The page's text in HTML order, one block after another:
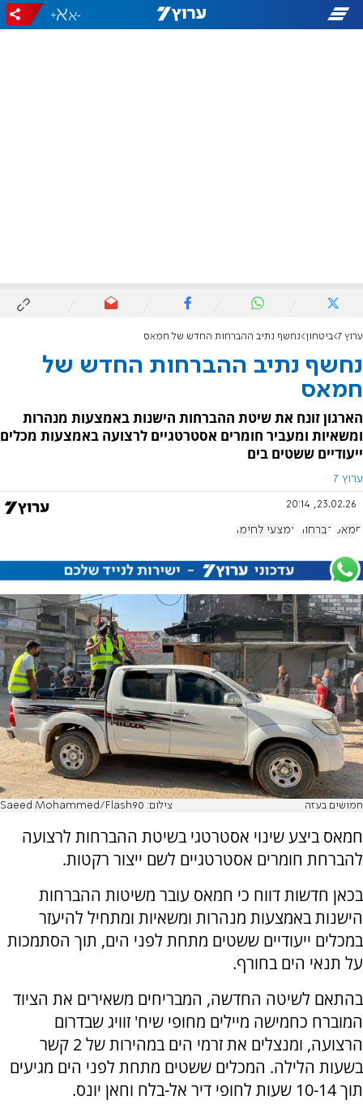
-
+
ערוץ 7 ביטחון נחשף נתיב ההברחות החדש של חמאס
נחשף נתיב ההברחות החדש של
חמאס
הארגון זונח את שיטת ההברחות הישנות באמצעות מנהרות
ומשאיות ומעביר חומרים אסטרטגיים לרצועה באמצעות מכלים
ייעודיים ששטים בים
ערוץ 7
23.02.26, 20:14
חמאס הברחות אמצעי לחימה
חמושים בעזה צילום: Saeed Mohammed/Flash90
חמאס ביצע שינוי אסטרטגי בשיטת ההברחות לרצועה
להברחת חומרים אסטרטגיים לשם ייצור רקטות.
בכאן חדשות דווח כי חמאס עובר משיטות ההברחות
הישנות באמצעות מנהרות ומשאיות ומתחיל להיעזר
במכלים ייעודיים ששטים מתחת לפני הים, תוך הסתמכות
על תנאי הים בחורף.
בהתאם לשיטה החדשה, המבריחים משאירים את הציוד
המוברח כחמישה מיילים מחופי שיח' זוויג שבדרום
הרצועה, ומנצלים את זרמי הים במהירות של 2 קשר
בשעות הלילה. המכלים ששטים מתחת לפני הים מגיעים
תוך 10-14 שעות לחופי דיר אל-בלח וחאן יונס.